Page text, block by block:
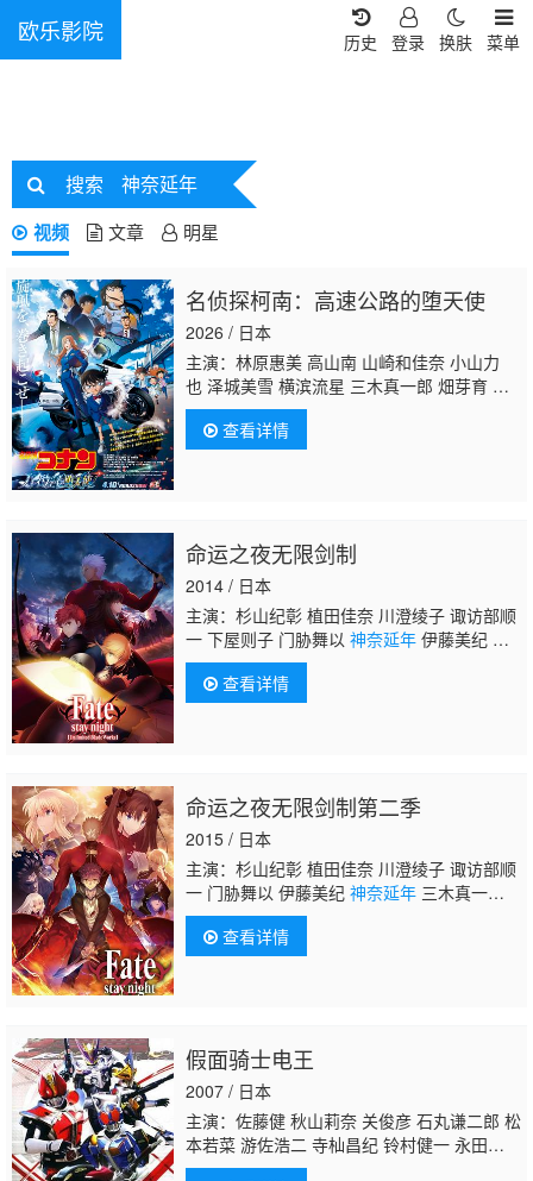
欧乐影院 菜单
换肤
登录
历史
搜索 神奈延年
视频 文章 明星
名侦探柯南：高速公路的堕天使
2026 / 日本
主演：林原惠美 高山南 山崎和佳奈 小山力
也 泽城美雪 横滨流星 三木真一郎 畑芽育 神
奈延年
查看详情
命运之夜无限剑制
2014 / 日本
主演：杉山纪彰 植田佳奈 川澄绫子 诹访部顺
一 下屋则子 门胁舞以 神奈延年伊藤美纪 中
田让治 小山力也 神谷浩史 三木真一郎 田中敦
子 寺杣昌纪 浅川悠 西前忠久 真殿光昭 关智
一
查看详情
命运之夜无限剑制第二季
2015 / 日本
主演：杉山纪彰 植田佳奈 川澄绫子 诹访部顺
一 门胁舞以 伊藤美纪 神奈延年三木真一
郎 神谷浩史 真殿光昭 田中敦子 寺杣昌纪 中
田让治 关智一 小山力也
查看详情
假面骑士电王
2007 / 日本
主演：佐藤健 秋山莉奈 关俊彦 石丸谦二郎 松
本若菜 游佐浩二 寺杣昌纪 铃村健一 永田
彬 上野亮 白鸟百合子 中村优一 大塚芳忠 松